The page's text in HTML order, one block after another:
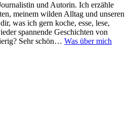
und Autorin. Ich erzähle
meinem wilden Alltag und unseren
was ich gern koche, esse, lese,
spannende Geschichten von
Sehr schön… Was über mich